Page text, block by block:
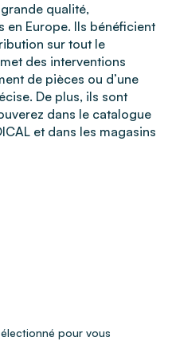
qualité,
en Europe. Ils bénéficient
sur tout le
des interventions
de pièces ou d’une
De plus, ils sont
dans le catalogue
et dans les magasins
pour vous